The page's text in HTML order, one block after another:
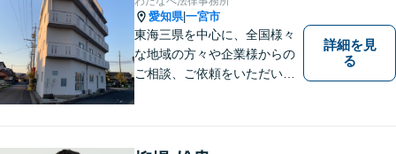
密着型の法律事務所】
愛知県|一宮市
東海三県を中心に、全国様々
な地域の方々や企業様からの
ご相談、ご依頼をいただいて
おります。
詳細を見
る